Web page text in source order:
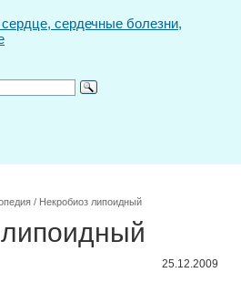
/ Некробиоз липоидный
25.12.2009